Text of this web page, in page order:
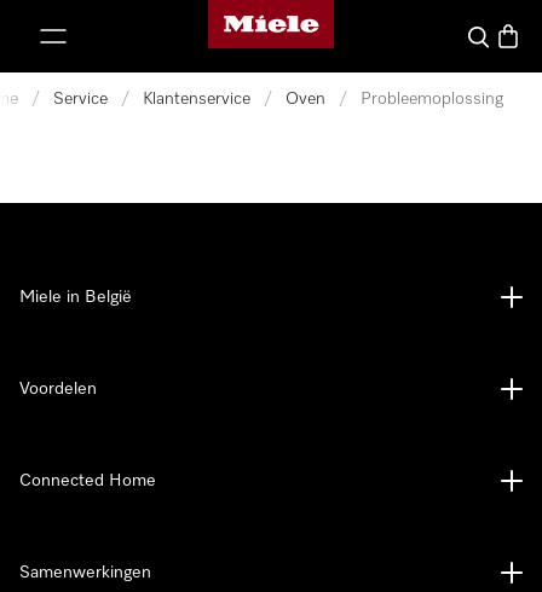
Miele homepage
Wat zoek
/ Service / Klantenservice / Oven / Probleemoplossing
Miele in België
Voordelen
Connected Home
Samenwerkingen